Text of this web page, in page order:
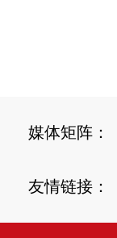
媒体矩阵：
友情链接：